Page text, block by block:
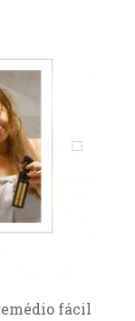
fácil